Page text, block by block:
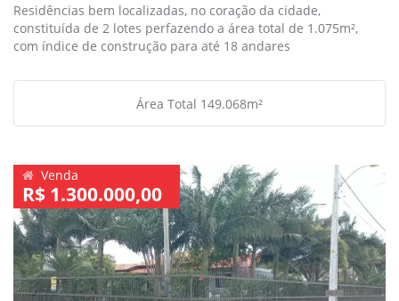
Residências bem localizadas, no coração da cidade,
constituída de 2 lotes perfazendo a área total de 1.075m²,
com índice de construção para até 18 andares
Área Total 149.068m²
Venda
R$ 1.300.000,00